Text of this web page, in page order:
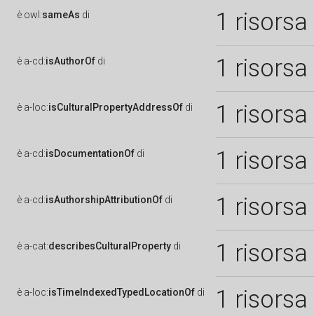
è owl:sameAs di 1 risorsa
è a-cd:isAuthorOf di 1 risorsa
è a-loc:isCulturalPropertyAddressOf di 1 risorsa
è a-cd:isDocumentationOf di 1 risorsa
è a-cd:isAuthorshipAttributionOf di 1 risorsa
è a-cat:describesCulturalProperty di 1 risorsa
è a-loc:isTimeIndexedTypedLocationOf di 1 risorsa